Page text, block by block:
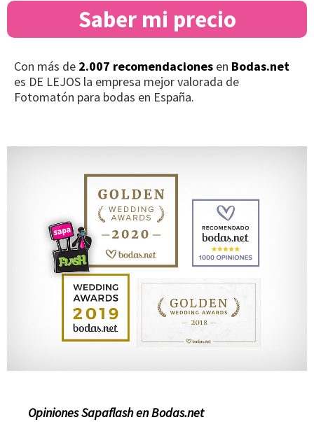
Saber mi precio
Con más de 2.007 recomendaciones en Bodas.net
es DE LEJOS la empresa mejor valorada de
Fotomatón para bodas en España.
Opiniones Sapaflash en Bodas.net